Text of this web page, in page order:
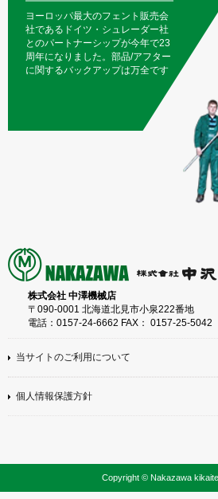
ヨーロッパ最大のフェント販売会
社であるドイツ・シュレーダー社
とのパートナーシップが今年で23
周年になりました。部品/アフター
に関するバックアップは万全です
株式会社 中澤機械店
〒090-0001 北海道北見市小泉222番地
電話：0157-24-6662 FAX： 0157-25-5042
当サイトのご利用について
個人情報保護方針
Copyright © Nakazawa